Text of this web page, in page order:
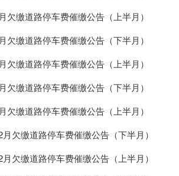
欠缴道路停车费催缴公告（上半月）
欠缴道路停车费催缴公告（下半月）
欠缴道路停车费催缴公告（上半月）
欠缴道路停车费催缴公告（下半月）
欠缴道路停车费催缴公告（上半月）
欠缴道路停车费催缴公告（下半月）
欠缴道路停车费催缴公告（上半月）